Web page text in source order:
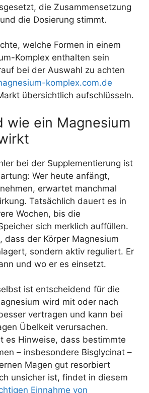
die Zusammensetzung
die Dosierung stimmt.
welche Formen in einem
Komplex enthalten sein
bei der Auswahl zu achten
komplex.com.de
übersichtlich aufschlüsseln.
wie ein Magnesium
bei der Supplementierung ist
Wer heute anfängt,
erwartet manchmal
Tatsächlich dauert es in
Wochen, bis die
sich merklich auffüllen.
dass der Körper Magnesium
sondern aktiv reguliert. Er
und wo er es einsetzt.
ist entscheidend für die
wird mit oder nach
vertragen und kann bei
Übelkeit verursachen.
es Hinweise, dass bestimmte
– insbesondere Bisglycinat –
Magen gut resorbiert
unsicher ist, findet in diesem
Einnahme von